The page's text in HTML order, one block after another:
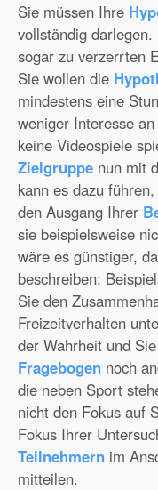
Sie müssen Ihre
vollständig
sogar zu verzerrten
Sie wollen die
mindestens eine
weniger Interesse
keine Videospiele
Zielgruppe nun mit
kann es dazu
den Ausgang Ihrer
sie beispielsweise
wäre es günstiger,
beschreiben:
Sie den
Freizeitverhalten
der Wahrheit und
Fragebogen noch
die neben Sport
nicht den Fokus auf
Fokus Ihrer
Teilnehmern im
mitteilen.